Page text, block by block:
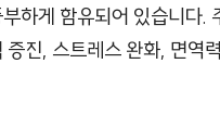
하게 함유되어 있습니다.
진, 스트레스 완화, 면역